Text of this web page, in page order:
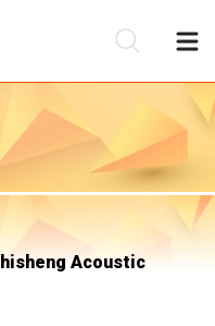
Acoustic